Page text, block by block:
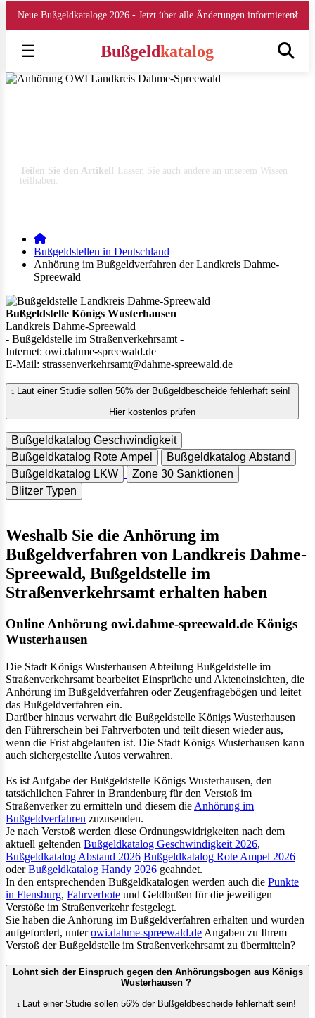
Neue Bußgeldkataloge 2026 - Jetzt über alle Änderungen informieren!
×
☰ Bußgeldkatalog
Teilen Sie den Artikel! Lassen Sie auch andere an unserem Wissen
teilhaben.
Bußgeldstellen in Deutschland
Anhörung im Bußgeldverfahren der Landkreis Dahme-
Spreewald
Bußgeldstelle Königs Wusterhausen
Landkreis Dahme-Spreewald
- Bußgeldstelle im Straßenverkehrsamt -
Internet: owi.dahme-spreewald.de
E-Mail: strassenverkehrsamt@dahme-spreewald.de
1
Laut einer Studie sollen 56% der Bußgeldbescheide fehlerhaft sein!
Hier kostenlos prüfen
Bußgeldkatalog Geschwindigkeit
Bußgeldkatalog Rote Ampel
Bußgeldkatalog Abstand
Bußgeldkatalog LKW
Zone 30 Sanktionen
Blitzer Typen
Weshalb Sie die Anhörung im
Bußgeldverfahren von Landkreis Dahme-
Spreewald, Bußgeldstelle im
Straßenverkehrsamt erhalten haben
Online Anhörung owi.dahme-spreewald.de Königs
Wusterhausen
Die Stadt Königs Wusterhausen Abteilung Bußgeldstelle im
Straßenverkehrsamt bearbeitet Einsprüche und Akteneinsichten, die
Anhörung im Bußgeldverfahren oder Zeugenfragebögen und leitet
das Bußgeldverfahren ein.
Darüber hinaus verwahrt die Bußgeldstelle Königs Wusterhausen
den Führerschein bei Fahrverboten und teilt diesen wieder aus,
wenn die Frist abgelaufen ist. Die Stadt Königs Wusterhausen kann
auch sichergestellte Autos verwahren.
Es ist Aufgabe der Bußgeldstelle Königs Wusterhausen, den
tatsächlichen Fahrer in Brandenburg für den Verstoß im
Straßenverker zu ermitteln und diesem die Anhörung im
Bußgeldverfahren zuzusenden.
Je nach Verstoß werden diese Ordnungswidrigkeiten nach dem
aktuell geltenden Bußgeldkatalog Geschwindigkeit 2026,
Bußgeldkatalog Abstand 2026 Bußgeldkatalog Rote Ampel 2026
oderBußgeldkatalog Handy 2026 geahndet.
In den entsprechenden Bußgeldkatalogen werden auch die Punkte
in Flensburg, Fahrverbote und Geldbußen für die jeweiligen
Verstöße im Straßenverkehr festgelegt.
Sie haben die Anhörung im Bußgeldverfahren erhalten und wurden
aufgefordert, unterowi.dahme-spreewald.de Angaben zu Ihrem
Verstoß der Bußgeldstelle im Straßenverkehrsamt zu übermitteln?
Lohnt sich der Einspruch gegen den Anhörungsbogen aus Königs
Wusterhausen ?
1
Laut einer Studie sollen 56% der Bußgeldbescheide fehlerhaft sein!